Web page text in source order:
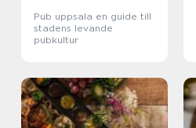
Pub uppsala en guide till
stadens levande
pubkultur